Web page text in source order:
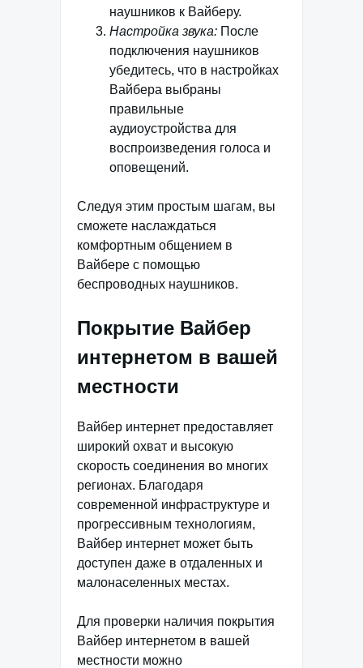
наушников к Вайберу.
Настройка звука: После
подключения наушников
убедитесь, что в настройках
Вайбера выбраны
правильные
аудиоустройства для
воспроизведения голоса и
оповещений.
Следуя этим простым шагам, вы
сможете наслаждаться
комфортным общением в
Вайбере с помощью
беспроводных наушников.
Покрытие Вайбер
интернетом в вашей
местности
Вайбер интернет предоставляет
широкий охват и высокую
скорость соединения во многих
регионах. Благодаря
современной инфраструктуре и
прогрессивным технологиям,
Вайбер интернет может быть
доступен даже в отдаленных и
малонаселенных местах.
Для проверки наличия покрытия
Вайбер интернетом в вашей
местности можно